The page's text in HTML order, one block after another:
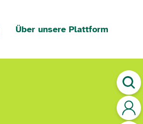
Über unsere Plattform